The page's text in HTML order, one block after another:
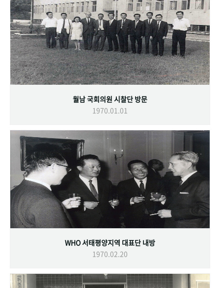
월남 국회의원 시찰단 방문
1970.01.01
WHO 서태평양지역 대표단 내방
1970.02.20